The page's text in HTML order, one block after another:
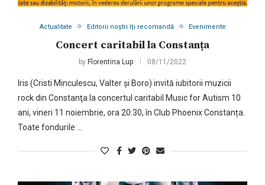
Actualitate Editorii noștri îți recomandă Evenimente
Concert caritabil la Constanța
by Florentina Lup 08/11/2022
Iris (Cristi Minculescu, Valter și Boro) invită iubitorii muzicii
rock din Constanţa la concertul caritabil Music for Autism 10
ani, vineri 11 noiembrie, ora 20:30, în Club Phoenix Constanța.
Toate fondurile …